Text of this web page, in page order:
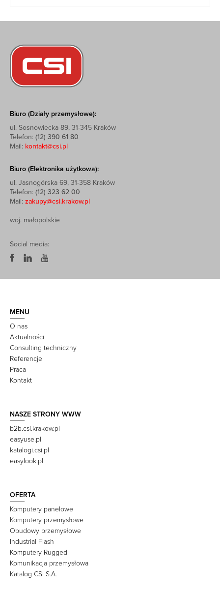
Biuro (Działy przemysłowe):
ul. Sosnowiecka 89, 31-345 Kraków
Telefon: (12) 390 61 80
Mail: kontakt@csi.pl
Biuro (Elektronika użytkowa):
ul. Jasnogórska 69, 31-358 Kraków
Telefon: (12) 323 62 00
Mail: zakupy@csi.krakow.pl
woj. małopolskie
Social media:
MENU
O nas
Aktualności
Consulting techniczny
Referencje
Praca
Kontakt
NASZE STRONY WWW
b2b.csi.krakow.pl
easyuse.pl
katalogi.csi.pl
easylook.pl
OFERTA
Komputery panelowe
Komputery przemysłowe
Obudowy przemysłowe
Industrial Flash
Komputery Rugged
Komunikacja przemysłowa
Katalog CSI S.A.